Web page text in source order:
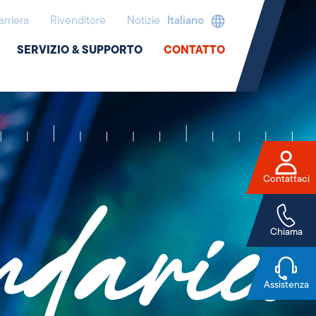
Rivenditore Notizie Italiano
SERVIZIO & SUPPORTO CONTATTO
Contattaci
Chiama
Assistenza